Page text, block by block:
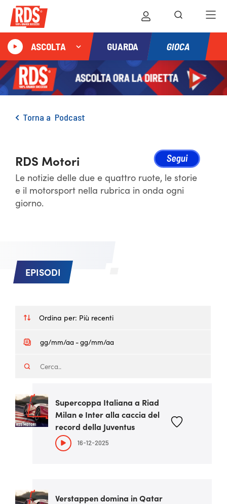
ASCOLTA GUARDA GIOCA
Torna a Podcast
RDS Motori
Le notizie delle due e quattro ruote, le storie
e il motorsport nella rubrica in onda ogni
giorno.
EPISODI
Ordina per: Più recenti
Supercoppa Italiana a Riad
Milan e Inter alla caccia del
record della Juventus
16-12-2025
Verstappen domina in Qatar